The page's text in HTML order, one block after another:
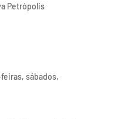
Petrópolis
sábados,